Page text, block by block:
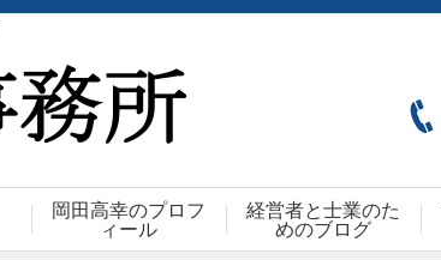
岡田高幸のプロフ
ィール
経営者と士業のた
めのブログ